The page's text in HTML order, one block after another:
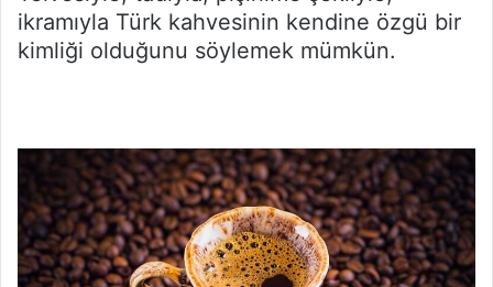
ikramıyla Türk kahvesinin kendine özgü bir
kimliği olduğunu söylemek mümkün.